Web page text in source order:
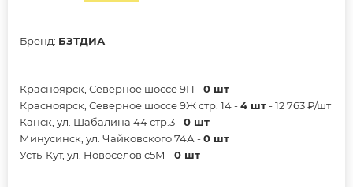
Бренд: БЗТДИА
Красноярск, Северное шоссе 9П -0 шт
Красноярск, Северное шоссе 9Ж стр. 14 -4 шт- 12 763 ₽/шт
Канск, ул. Шабалина 44 стр.3 -0 шт
Минусинск, ул. Чайковского 74А -0 шт
Усть-Кут, ул. Новосёлов с5М -0 шт